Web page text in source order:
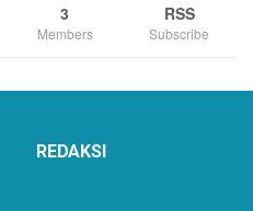
3
Members
RSS
Subscribe
REDAKSI